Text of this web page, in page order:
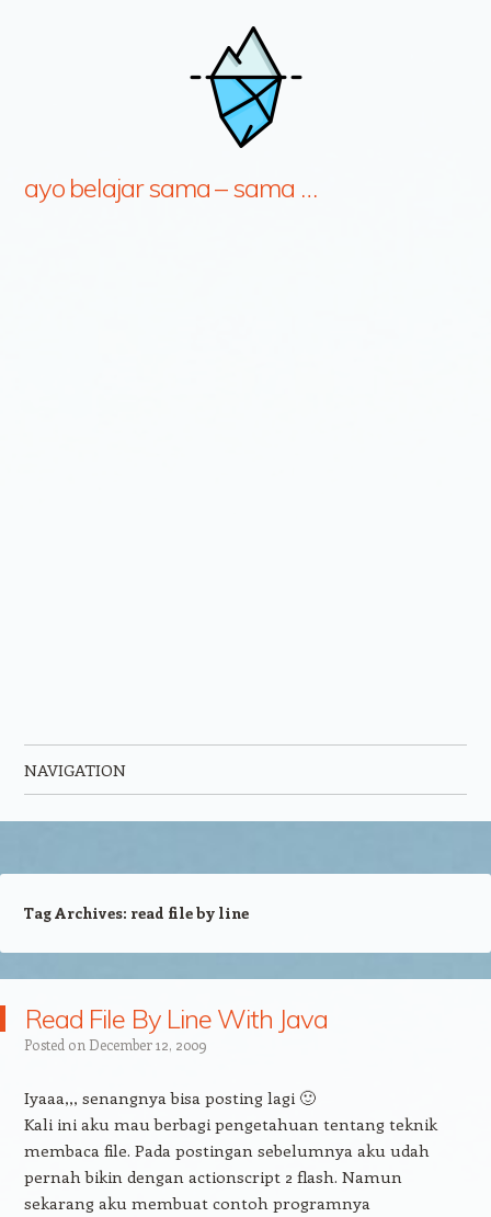
ayo belajar sama – sama …
NAVIGATION
Tag Archives: read file by line
Read File By Line With Java
Posted on December 12, 2009
Iyaaa,,, senangnya bisa posting lagi 🙂
Kali ini aku mau berbagi pengetahuan tentang teknik
membaca file. Pada postingan sebelumnya aku udah
pernah bikin dengan actionscript 2 flash. Namun
sekarang aku membuat contoh programnya